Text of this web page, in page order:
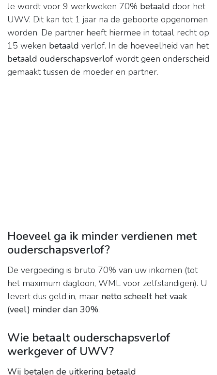
Je wordt voor 9 werkweken 70% betaald door het
UWV. Dit kan tot 1 jaar na de geboorte opgenomen
worden. De partner heeft hiermee in totaal recht op
15 weken betaald verlof. In de hoeveelheid van het
betaald ouderschapsverlof wordt geen onderscheid
gemaakt tussen de moeder en partner.
Hoeveel ga ik minder verdienen met
ouderschapsverlof?
De vergoeding is bruto 70% van uw inkomen (tot
het maximum dagloon, WML voor zelfstandigen). U
levert dus geld in, maar netto scheelt het vaak
(veel) minder dan 30%.
Wie betaalt ouderschapsverlof
werkgever of UWV?
Wij betalen de uitkering betaald